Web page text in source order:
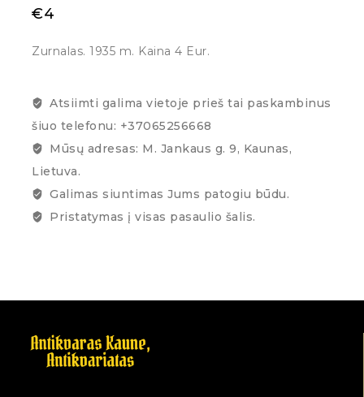
€4
Zurnalas. 1935 m. Kaina 4 Eur.
Atsiimti galima vietoje prieš tai paskambinus
šiuo telefonu: +37065256668
Mūsų adresas: M. Jankaus g. 9, Kaunas,
Lietuva.
Galimas siuntimas Jums patogiu būdu.
Pristatymas į visas pasaulio šalis.